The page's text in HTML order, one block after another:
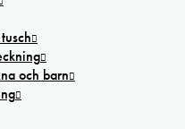
och barn